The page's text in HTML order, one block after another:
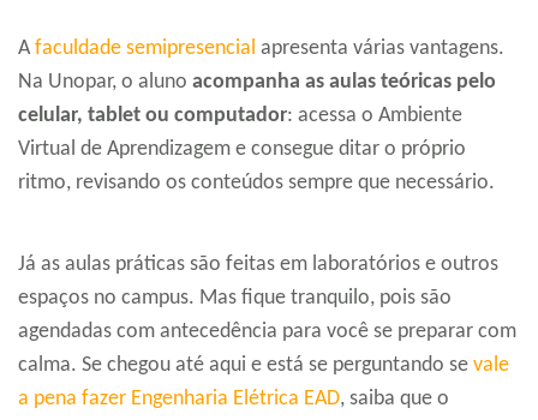
Afaculdade semipresencial apresenta várias vantagens.
Na Unopar, o aluno acompanha as aulas teóricas pelo
celular, tablet ou computador: acessa o Ambiente
Virtual de Aprendizagem e consegue ditar o próprio
ritmo, revisando os conteúdos sempre que necessário.
Já as aulas práticas são feitas em laboratórios e outros
espaços no campus. Mas fique tranquilo, pois são
agendadas com antecedência para você se preparar com
calma. Se chegou até aqui e está se perguntando se vale
a pena fazer Engenharia Elétrica EAD, saiba que o